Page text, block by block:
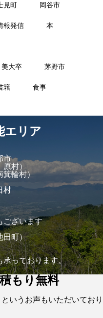
見町 岡谷市
報発信 本
美大卒 茅野市
籍 食事
エリア
市
村）
箕輪村）
村
ございます
田町）
っております。
もり無料
いうお声もいただいており